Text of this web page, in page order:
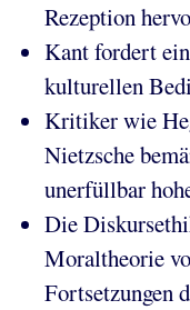
Rezeption
Kant fordert
kulturellen
Kritiker wie
Nietzsche
unerfüllbar
Die
Moraltheorie
Fortsetzungen